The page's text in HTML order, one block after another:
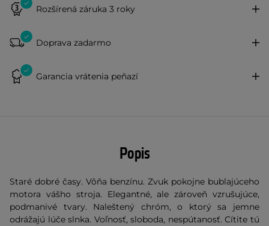
Rozšírená záruka 3 roky
Doprava zadarmo
Garancia vrátenia peňazí
Popis
Staré dobré časy. Vôňa benzínu. Zvuk pokojne bublajúceho
motora vášho stroja. Elegantné, ale zároveň vzrušujúce,
podmanivé tvary. Naleštený chróm, o ktorý sa jemne
odrážajú lúče slnka. Voľnosť, sloboda, nespútanosť. Cítite tú